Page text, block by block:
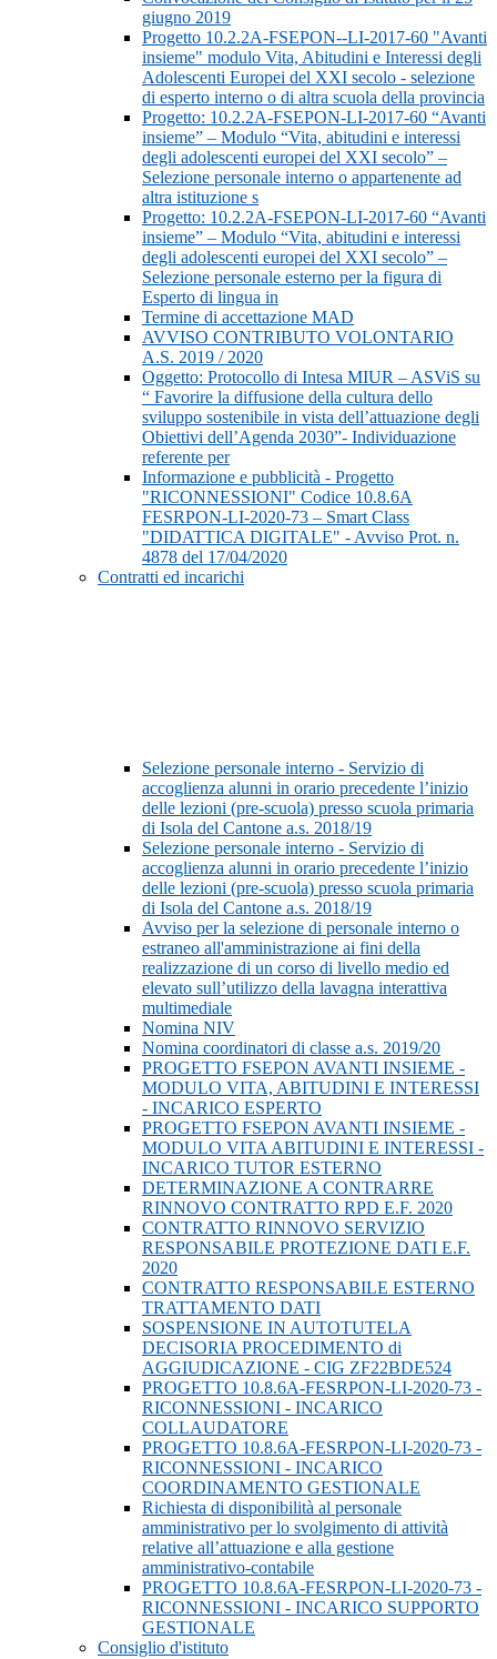
giugno 2019
Progetto 10.2.2A-FSEPON--LI-2017-60 "Avanti
insieme" modulo Vita, Abitudini e Interessi degli
Adolescenti Europei del XXI secolo - selezione
di esperto interno o di altra scuola della provincia
Progetto: 10.2.2A-FSEPON-LI-2017-60 “Avanti
insieme” – Modulo “Vita, abitudini e interessi
degli adolescenti europei del XXI secolo” –
Selezione personale interno o appartenente ad
altra istituzione s
Progetto: 10.2.2A-FSEPON-LI-2017-60 “Avanti
insieme” – Modulo “Vita, abitudini e interessi
degli adolescenti europei del XXI secolo” –
Selezione personale esterno per la figura di
Esperto di lingua in
Termine di accettazione MAD
AVVISO CONTRIBUTO VOLONTARIO
A.S. 2019 / 2020
Oggetto: Protocollo di Intesa MIUR – ASViS su
“ Favorire la diffusione della cultura dello
sviluppo sostenibile in vista dell’attuazione degli
Obiettivi dell’Agenda 2030”- Individuazione
referente per
Informazione e pubblicità - Progetto
"RICONNESSIONI" Codice 10.8.6A
FESRPON-LI-2020-73 – Smart Class
"DIDATTICA DIGITALE" - Avviso Prot. n.
4878 del 17/04/2020
Contratti ed incarichi
Selezione personale interno - Servizio di
accoglienza alunni in orario precedente l’inizio
delle lezioni (pre-scuola) presso scuola primaria
di Isola del Cantone a.s. 2018/19
Selezione personale interno - Servizio di
accoglienza alunni in orario precedente l’inizio
delle lezioni (pre-scuola) presso scuola primaria
di Isola del Cantone a.s. 2018/19
Avviso per la selezione di personale interno o
estraneo all'amministrazione ai fini della
realizzazione di un corso di livello medio ed
elevato sull’utilizzo della lavagna interattiva
multimediale
Nomina NIV
Nomina coordinatori di classe a.s. 2019/20
PROGETTO FSEPON AVANTI INSIEME -
MODULO VITA, ABITUDINI E INTERESSI
- INCARICO ESPERTO
PROGETTO FSEPON AVANTI INSIEME -
MODULO VITA ABITUDINI E INTERESSI -
INCARICO TUTOR ESTERNO
DETERMINAZIONE A CONTRARRE
RINNOVO CONTRATTO RPD E.F. 2020
CONTRATTO RINNOVO SERVIZIO
RESPONSABILE PROTEZIONE DATI E.F.
2020
CONTRATTO RESPONSABILE ESTERNO
TRATTAMENTO DATI
SOSPENSIONE IN AUTOTUTELA
DECISORIA PROCEDIMENTO di
AGGIUDICAZIONE - CIG ZF22BDE524
PROGETTO 10.8.6A-FESRPON-LI-2020-73 -
RICONNESSIONI - INCARICO
COLLAUDATORE
PROGETTO 10.8.6A-FESRPON-LI-2020-73 -
RICONNESSIONI - INCARICO
COORDINAMENTO GESTIONALE
Richiesta di disponibilità al personale
amministrativo per lo svolgimento di attività
relative all’attuazione e alla gestione
amministrativo-contabile
PROGETTO 10.8.6A-FESRPON-LI-2020-73 -
RICONNESSIONI - INCARICO SUPPORTO
GESTIONALE
Consiglio d'istituto